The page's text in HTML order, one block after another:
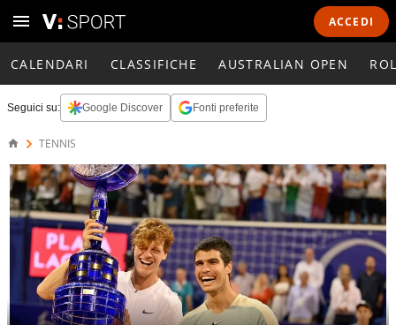
ACCEDI
CALENDARI CLASSIFICHE AUSTRALIAN OPEN
Seguici su: Google Discover Fonti preferite
TENNIS